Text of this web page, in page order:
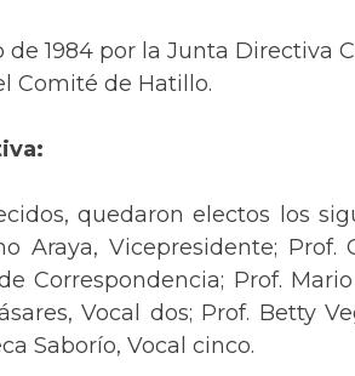
1984 por la Junta Directiva
Comité de Hatillo.
quedaron electos los
Araya, Vicepresidente;
Correspondencia; Prof.
Vocal dos; Prof. Betty
Saborío, Vocal cinco.